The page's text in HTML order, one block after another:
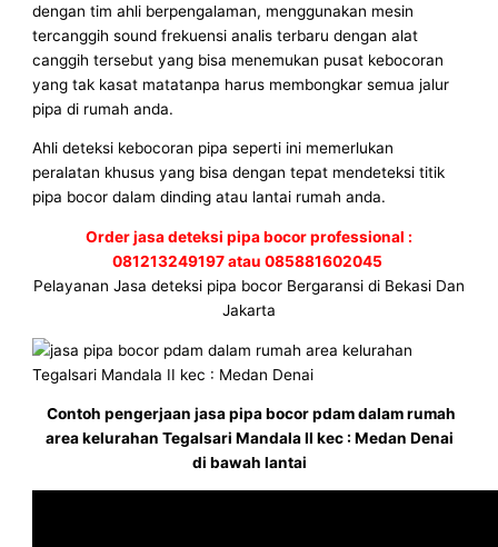
dengan tim ahli berpengalaman, menggunakan mesin
tercanggih sound frekuensi analis terbaru dengan alat
canggih tersebut yang bisa menemukan pusat kebocoran
yang tak kasat matatanpa harus membongkar semua jalur
pipa di rumah anda.
Ahli deteksi kebocoran pipa seperti ini memerlukan
peralatan khusus yang bisa dengan tepat mendeteksi titik
pipa bocor dalam dinding atau lantai rumah anda.
Order jasa deteksi pipa bocor professional :
081213249197 atau 085881602045
Pelayanan Jasa deteksi pipa bocor Bergaransi di Bekasi Dan
Jakarta
Contoh pengerjaan jasa pipa bocor pdam dalam rumah
area kelurahan Tegalsari Mandala II kec : Medan Denai
di bawah lantai